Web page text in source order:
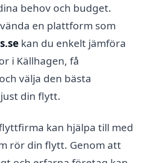
behov och budget.
en plattform som
kan du enkelt jämföra
i Källhagen, få
välja den bästa
din flytt.
kan hjälpa till med
rör din flytt. Genom att